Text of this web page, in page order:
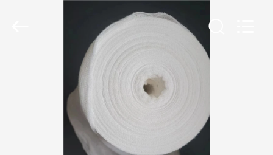
PRODUCTOS